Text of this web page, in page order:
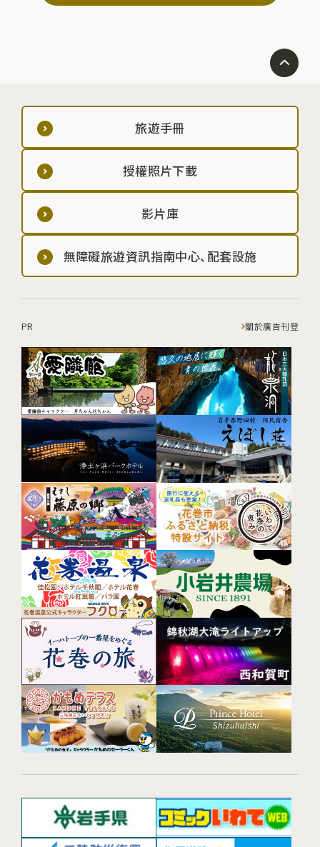
旅遊手冊
授權照片下載
影片庫
無障礙旅遊資訊指南中心、配套設施
PR 關於廣告刊登